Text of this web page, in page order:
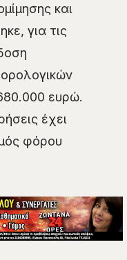
και
για τις
ευρώ.
έχει
φόρου